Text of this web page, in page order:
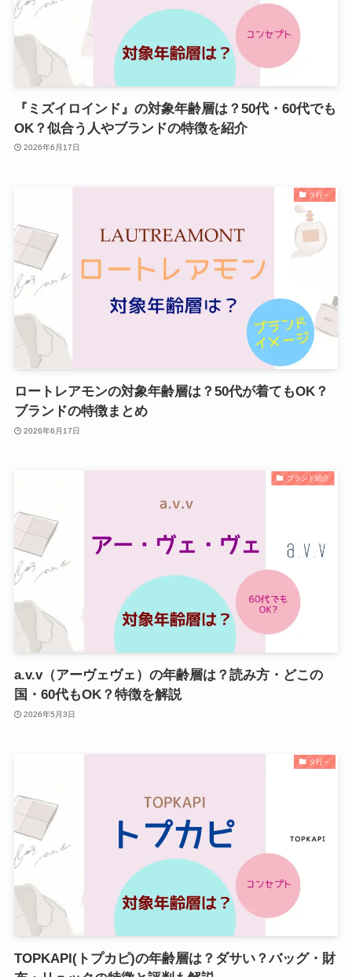
『ミズイロインド』の対象年齢層は？50代・60代でも
OK？似合う人やブランドの特徴を紹介
2026年6月17日
ラ行～
ロートレアモンの対象年齢層は？50代が着てもOK？
ブランドの特徴まとめ
2026年6月17日
ブランド紹介
a.v.v（アーヴェヴェ）の年齢層は？読み方・どこの
国・60代もOK？特徴を解説
2026年5月3日
タ行～
TOPKAPI(トプカピ)の年齢層は？ダサい？バッグ・財